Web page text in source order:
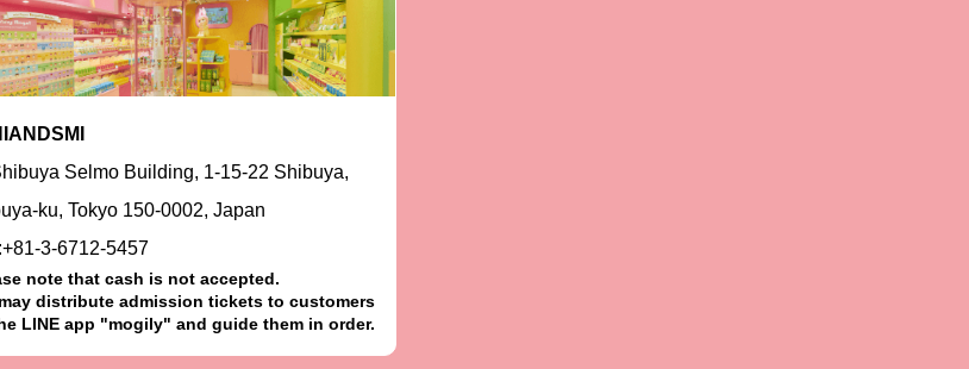
Selmo Building, 1-15-22 Shibuya,
ku, Tokyo 150-0002, Japan
3-6712-5457
note that cash is not accepted.
distribute admission tickets to customers
LINE app "mogily" and guide them in order.